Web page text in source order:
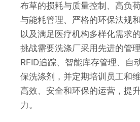
布草的损耗与质量控制、高负
与能耗管理、严格的环保法规
以及满足医疗机构多样化需求
挑战需要洗涤厂采用先进的管
RFID追踪、智能库存管理、自
保洗涤剂，并定期培训员工和
高效、安全和环保的运营，提
力。